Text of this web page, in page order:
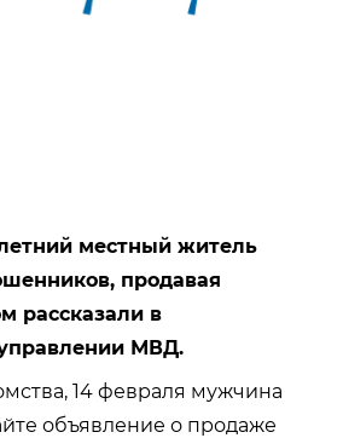
местный житель
продавая
рассказали в
МВД.
14 февраля мужчина
объявление о продаже